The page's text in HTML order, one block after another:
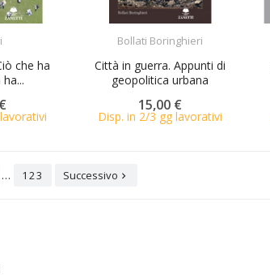
che ha
Bollati Boringhieri
Città in guerra. Appunti di
geopolitica urbana
15,00 €
Disp. in 2/3 gg lavorativi
… 123 Successivo 